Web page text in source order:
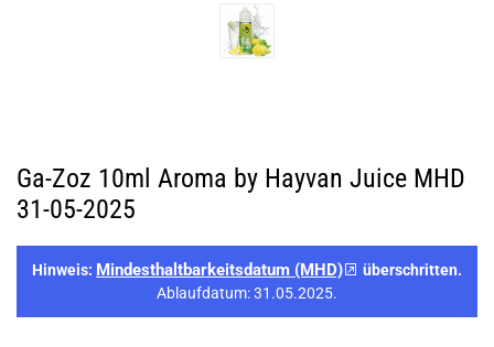
Ga-Zoz 10ml Aroma by Hayvan Juice MHD
31-05-2025
Hinweis: Mindesthaltbarkeitsdatum (MHD)
überschritten.
Ablaufdatum: 31.05.2025.